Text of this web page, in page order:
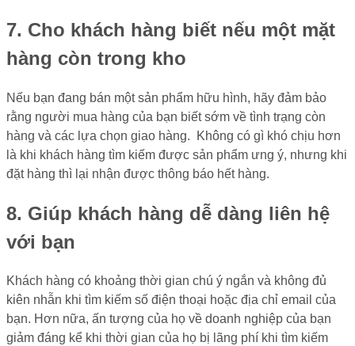
7. Cho khách hàng biết nếu một mặt
hàng còn trong kho
Nếu bạn đang bán một sản phẩm hữu hình, hãy đảm bảo
rằng người mua hàng của bạn biết sớm về tình trạng còn
hàng và các lựa chọn giao hàng. Không có gì khó chịu hơn
là khi khách hàng tìm kiếm được sản phẩm ưng ý, nhưng khi
đặt hàng thì lại nhận được thông báo hết hàng.
8. Giúp khách hàng dễ dàng liên hệ
với bạn
Khách hàng có khoảng thời gian chú ý ngắn và không đủ
kiên nhẫn khi tìm kiếm số điện thoại hoặc địa chỉ email của
bạn. Hơn nữa, ấn tượng của họ về doanh nghiệp của bạn
giảm đáng kể khi thời gian của họ bị lãng phí khi tìm kiếm